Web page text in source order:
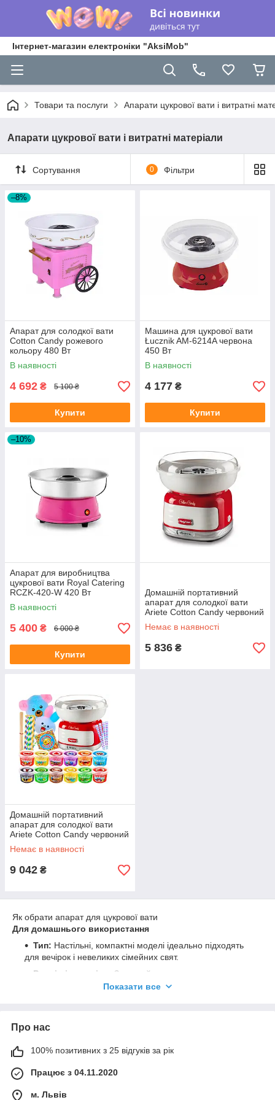
Інтернет-магазин електроніки "AksiMob"
Товари та послуги Апарати цукрової вати і витратні
Апарати цукрової вати і витратні матеріали
Сортування 0 Фільтри
–8%
Апарат для солодкої вати
Cotton Candy рожевого
кольору 480 Вт
В наявності
4 692 ₴ 5 100 ₴
Купити
Машина для цукрової вати
Łucznik AM-6214A червона
450 Вт
В наявності
4 177 ₴
Купити
–10%
Апарат для виробництва
цукрової вати Royal Catering
RCZK-420-W 420 Вт
В наявності
5 400 ₴ 6 000 ₴
Купити
Домашній портативний
апарат для солодкої вати
Ariete Cotton Candy червоний
500 Вт
Немає в наявності
5 836 ₴
Домашній портативний
апарат для солодкої вати
Ariete Cotton Candy червоний
500 Вт
Немає в наявності
9 042 ₴
Як обрати апарат для цукрової вати
Для домашнього використання
Тип: Настільні, компактні моделі ідеально підходять
для вечірок і невеликих сімейних свят.
Розмір і матеріал:
Зазвичай мають пластикову чашу
і менший розмір, що полегшує їх зберігання. Хоча вони
Особливості:
цукру та робить процес цікавим для дітей. Деякі моделі
так і звичайні тверді цукерки.
Показати все
Про нас
100% позитивних з 25 відгуків за рік
Працює з 04.11.2020
м. Львів